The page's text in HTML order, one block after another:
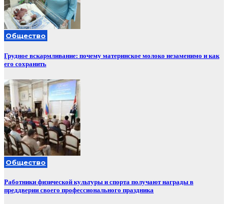
Общество
Грудное вскармливание: почему материнское молоко незаменимо и как
его сохранить
Общество
Работники физической культуры и спорта получают награды в
преддверии своего профессионального праздника